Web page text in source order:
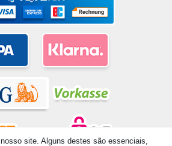
site. Alguns destes são essenciais,